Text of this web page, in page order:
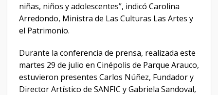
niñas, niños y adolescentes”, indicó Carolina
Arredondo, Ministra de Las Culturas Las Artes y
el Patrimonio.
Durante la conferencia de prensa, realizada este
martes 29 de julio en Cinépolis de Parque Arauco,
estuvieron presentes Carlos Núñez, Fundador y
Director Artístico de SANFIC y Gabriela Sandoval,